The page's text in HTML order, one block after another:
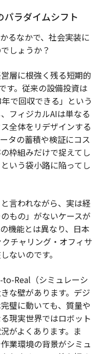
パラダイムシフト
るなかで、社会実装に
しょうか？
層に根強く残る短期的
す。従来の設備投資は
で回収できる」という
フィジカルAIは単なる
全体をリデザインする
タの蓄積や検証にコス
枠組みだけで捉えてし
いう袋小路に陥ってし
言われながら、実は経
もの」がないケースが
機能とは異なり、日本
チャリング・オフィサ
ないのです。
to-Real（シミュレーシ
な壁があります。デジ
璧に動いても、質量や
現実世界ではロボット
がよくあります。ま
業環境の背景がシミュ